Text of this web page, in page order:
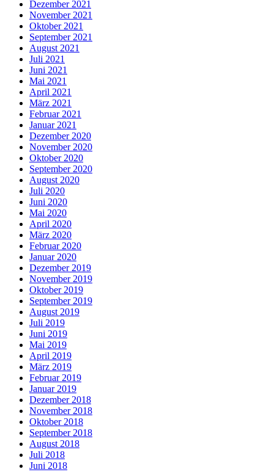
Dezember 2021
November 2021
Oktober 2021
September 2021
August 2021
Juli 2021
Juni 2021
Mai 2021
April 2021
März 2021
Februar 2021
Januar 2021
Dezember 2020
November 2020
Oktober 2020
September 2020
August 2020
Juli 2020
Juni 2020
Mai 2020
April 2020
März 2020
Februar 2020
Januar 2020
Dezember 2019
November 2019
Oktober 2019
September 2019
August 2019
Juli 2019
Juni 2019
Mai 2019
April 2019
März 2019
Februar 2019
Januar 2019
Dezember 2018
November 2018
Oktober 2018
September 2018
August 2018
Juli 2018
Juni 2018